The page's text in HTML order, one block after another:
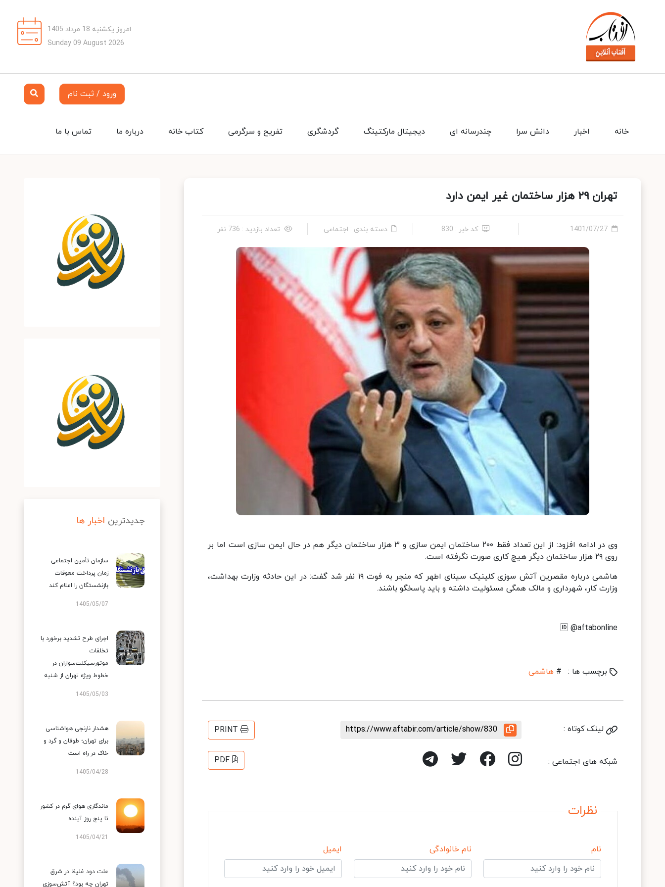
امروز یکشنبه 18 مرداد 1405
Sunday 09 August 2026
ورود / ثبت نام
تماس با ما درباره ما کتاب خانه تفریح و سرگرمی گردشگری دیجیتال مارکتینگ چندرسانه ای دانش سرا اخبار خانه
تهران ۲۹ هزار ساختمان غیر ایمن دارد
1401/07/27 کد خبر : 830 دسته بندی : اجتماعی تعداد بازدید : 736 نفر
وی در ادامه افزود: از این تعداد فقط ۲۰۰ ساختمان ایمن سازی و ۳ هزار ساختمان دیگر هم در حال ایمن سازی است اما بر
روی ۲۹ هزار ساختمان دیگر هیچ کاری صورت نگرفته است.
هاشمی درباره مقصرین آتش سوزی کلینیک سینای اطهر که منجر به فوت ۱۹ نفر شد گفت: در این حادثه وزارت بهداشت،
وزارت کار، شهرداری و مالک همگی مسئولیت داشته و باید پاسخگو باشند.
🆔 @aftabonline
برچسب ها : # هاشمی
لینک کوتاه : https://www.aftabir.com/article/show/830
PRINT
شبکه های اجتماعی : PDF
نظرات
نام نام خانوادگی ایمیل
جدیدترین اخبار ها
سازمان تأمین اجتماعی
زمان پرداخت معوقات
بازنشستگان را اعلام کند
1405/05/07
اجرای طرح تشدید برخورد با
تخلفات
موتورسیکلت‌سواران در
خطوط ویژه تهران از شنبه
1405/05/03
هشدار نارنجی هواشناسی
برای تهران؛ طوفان و گرد و
خاک در راه است
1405/04/28
ماندگاری هوای گرم در کشور
تا پنج روز آینده
1405/04/21
علت دود غلیظ در شرق
تهران چه بود؟ آتش‌سوزی